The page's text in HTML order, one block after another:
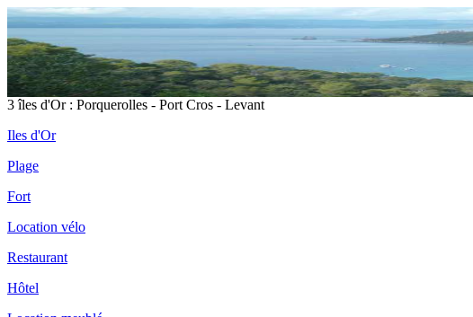
3 îles d'Or : Porquerolles - Port Cros - Levant
Iles d'Or
Plage
Fort
Location vélo
Restaurant
Hôtel